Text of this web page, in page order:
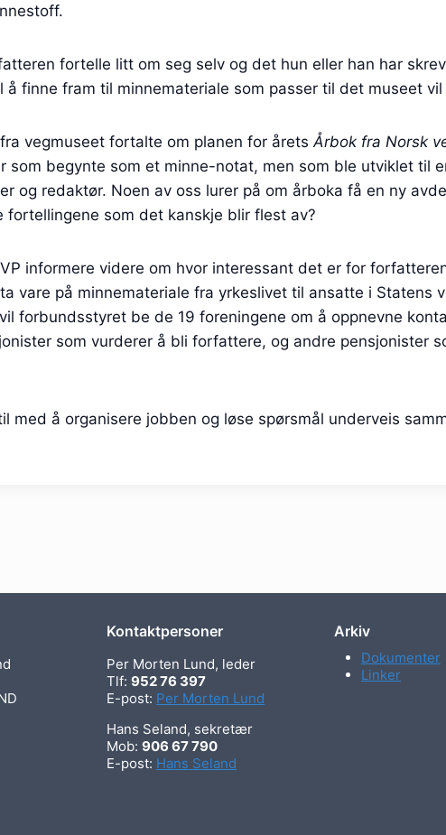
fortelle litt om seg selv og det hun eller han har
å finne fram til minnemateriale som passer til det museet
vegmuseet fortalte om planen for årets Årbok fra Norsk
som begynte som et minne-notat, men som ble utviklet til
og redaktør. Noen av oss lurer på om årboka få en ny
fortellingene som det kanskje blir flest av?
informere videre om hvor interessant det er for
vare på minnemateriale fra yrkeslivet til ansatte i Statens
forbundsstyret be de 19 foreningene om å oppnevne
som vurderer å bli forfattere, og andre pensjonister
med å organisere jobben og løse spørsmål underveis
Kontaktpersoner
Per Morten Lund, leder
Tlf:952 76 397
E-post: Per Morten Lund
Hans Seland, sekretær
Mob:906 67 790
E-post: Hans Seland
Arkiv
Dokumenter
Linker